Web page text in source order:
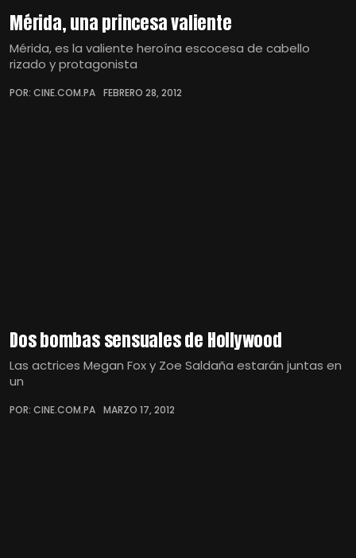
Mérida, una princesa valiente
Mérida, es la valiente heroína escocesa de cabello
rizado y protagonista
POR: CINE.COM.PA FEBRERO 28, 2012
Dos bombas sensuales de Hollywood
Las actrices Megan Fox y Zoe Saldaña estarán juntas en
un
POR: CINE.COM.PA MARZO 17, 2012